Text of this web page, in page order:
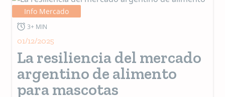
Info Mercado
3+ MIN
01/12/2025
La resiliencia del mercado
argentino de alimento
para mascotas